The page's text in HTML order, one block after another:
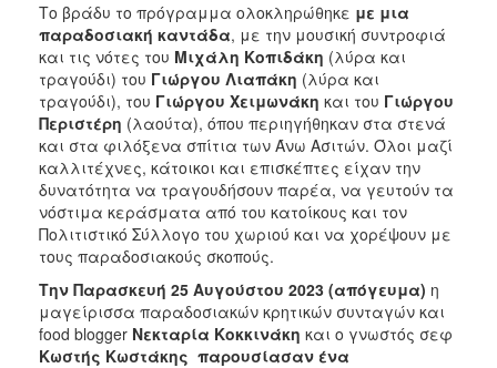
Το βράδυ το πρόγραμμα ολοκληρώθηκε με μια
παραδοσιακή καντάδα, με την μουσική συντροφιά
και τις νότες του Μιχάλη Κοπιδάκη (λύρα και
τραγούδι) του Γιώργου Λιαπάκη (λύρα και
τραγούδι), του Γιώργου Χειμωνάκη και του Γιώργου
Περιστέρη (λαούτα), όπου περιηγήθηκαν στα στενά
και στα φιλόξενα σπίτια των Άνω Ασιτών. Όλοι μαζί
καλλιτέχνες, κάτοικοι και επισκέπτες είχαν την
δυνατότητα να τραγουδήσουν παρέα, να γευτούν τα
νόστιμα κεράσματα από του κατοίκους και τον
Πολιτιστικό Σύλλογο του χωριού και να χορέψουν με
τους παραδοσιακούς σκοπούς.
Την Παρασκευή 25 Αυγούστου 2023 (απόγευμα) η
μαγείρισσα παραδοσιακών κρητικών συνταγών και
food blogger Νεκταρία Κοκκινάκη και ο γνωστός σεφ
Κωστής Κωστάκης παρουσίασαν ένα